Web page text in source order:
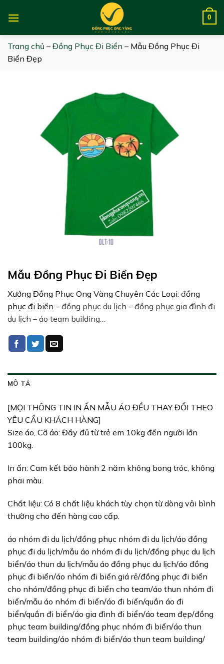
0
Trang chủ – Đồng Phục Đi Biển – Mẫu Đồng Phục Đi
Biển Đẹp
Mẫu Đồng Phục Đi Biển Đẹp
Xưởng Đồng Phục Ong Vàng Chuyên Các Loại: đồng
phục đi biển – đồng phục du lịch – đồng phục gia đình đi
du lịch – áo team building…
MÔ TẢ
[MỌI THÔNG TIN IN ẤN MẪU ÁO ĐỀU THAY ĐỔI THEO
YÊU CẦU KHÁCH HÀNG]
Size áo, Cỡ áo: Đầy đủ từ trẻ em 10kg đến người lớn
100kg.
In ấn: Cam kết bảo hành 2 năm không bong tróc, không
phai màu.
Chất liệu: Có 8 chất liệu khách tùy chọn từ dòng vải bình
thường cho đến hàng cao cấp.
áo nhóm đi du lịch/đồng phục nhóm đi du lịch/áo đồng
phục đi du lịch/mẫu áo nhóm đi du lịch/đồng phục du lịch
biển/áo thun du lịch/mẫu áo đồng phục du lịch/áo đồng
phục đi biển/áo nhóm đi biển giá rẻ/đồng phục đi biển
cho nhóm/đồng phục đi biển cho team/áo thun nhóm đi
biển/mẫu áo nhóm đi biển/áo đi biển/quần áo đi
biển/quần đi biển/áo gia đình đi biển/áo team đẹp/đồng
phục team building/đồng phục nhóm đi biển/áo thun
team building/áo nhóm đi biển/áo thun team building/